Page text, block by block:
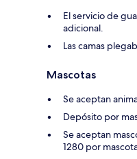
El servicio de
adicional.
Las camas
Mascotas
Se aceptan
Depósito por
Se aceptan
1280 por